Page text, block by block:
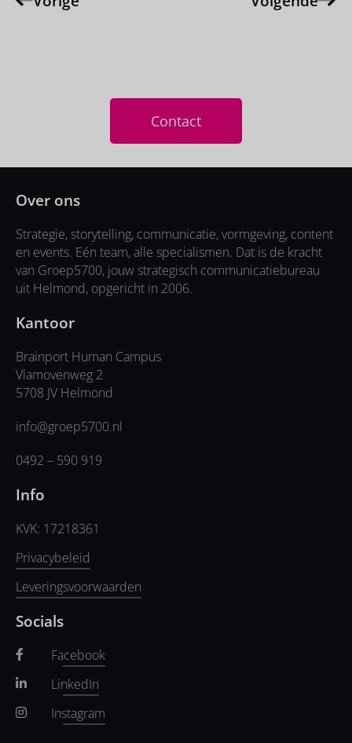
Contact
Over ons
Strategie, storytelling, communicatie, vormgeving, content
en events. Eén team, alle specialismen. Dat is de kracht
van Groep5700, jouw strategisch communicatiebureau
uit Helmond, opgericht in 2006.
Kantoor
Brainport Human Campus
Vlamovenweg 2
5708 JV Helmond
info@groep5700.nl
0492 – 590 919
Info
KVK: 17218361
Privacybeleid
Leveringsvoorwaarden
Socials
Facebook
LinkedIn
Instagram